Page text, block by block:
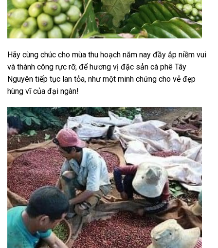
Hãy cùng chúc cho mùa thu hoạch năm nay đầy ắp niềm vui
và thành công rực rỡ, để hương vị đặc sản cà phê Tây
Nguyên tiếp tục lan tỏa, như một minh chứng cho vẻ đẹp
hùng vĩ của đại ngàn!